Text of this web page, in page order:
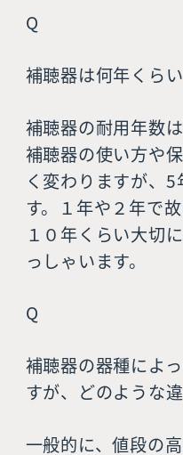
Q
補聴器は何年くら
補聴器の耐用年数
補聴器の使い方や
く変わりますが、
す。１年や２年で
１０年くらい大切
っしゃいます。
Q
補聴器の器種によ
すが、どのような
一般的に、値段の